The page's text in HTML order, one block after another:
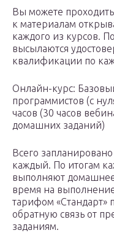
Вы можете
к материалам
каждого из курсов.
высылаются
квалификации по
Онлайн-курс:
программистов (с
часов (30 часов
домашних заданий)
Всего
каждый. По итогам
выполняют
время на
тарифом «Стандарт»
обратную связь от
заданиям.